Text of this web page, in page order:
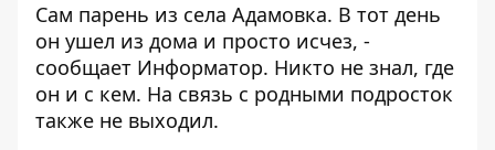
Сам парень из села Адамовка. В тот день
он ушел из дома и просто исчез, -
сообщает Информатор. Никто не знал, где
он и с кем. На связь с родными подросток
также не выходил.